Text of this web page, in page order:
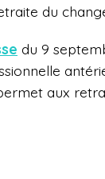
du
du 9
aux